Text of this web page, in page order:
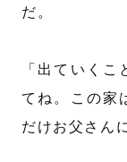
だ。
「出ていく
てね。この家
だけお父さん